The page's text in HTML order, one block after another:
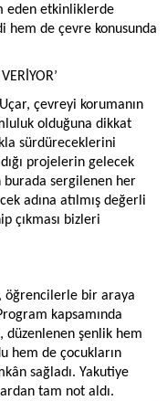
eden etkinliklerde
de çevre konusunda
çevreyi korumanın
olduğuna dikkat
sürdüreceklerini
projelerin gelecek
burada sergilenen her
adına atılmış değerli
çıkması bizleri
öğrencilerle bir araya
kapsamında
şenlik hem
hem de çocukların
sağladı. Yakutiye
tam not aldı.